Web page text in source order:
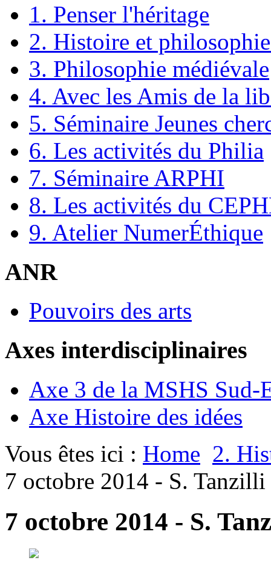
1. Penser l'héritage
2. Histoire et philosophie
3. Philosophie médiévale
4. Avec les Amis de la
5. Séminaire Jeunes
6. Les activités du Philia
7. Séminaire ARPHI
8. Les activités du
9. Atelier NumerÉthique
ANR
Pouvoirs des arts
Axes interdisciplinaires
Axe 3 de la MSHS Sud-
Axe Histoire des idées
Vous êtes ici : Home 2.
7 octobre 2014 - S. Tanzilli
7 octobre 2014 - S.